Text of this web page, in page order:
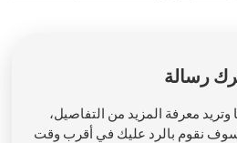
رسالة
وتريد معرفة المزيد من التفاصيل،
نقوم بالرد عليك في أقرب وقت